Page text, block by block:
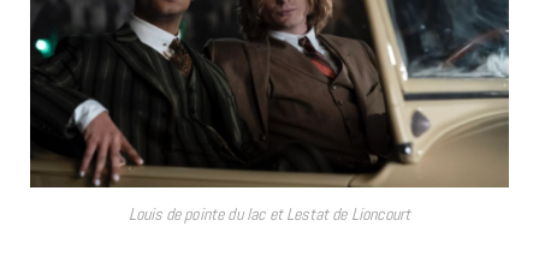
Louis de pointe du lac et Lestat de Lioncourt